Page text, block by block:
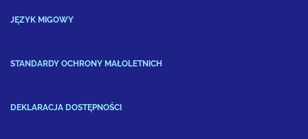
JĘZYK MIGOWY
STANDARDY OCHRONY MAŁOLETNICH
DEKLARACJA DOSTĘPNOŚCI